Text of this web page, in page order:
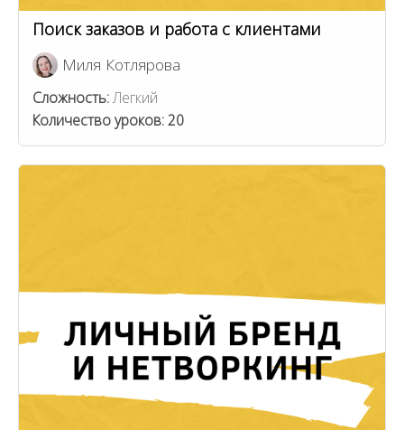
Поиск заказов и работа с клиентами
Миля Котлярова
Сложность:Легкий
Количество уроков:20